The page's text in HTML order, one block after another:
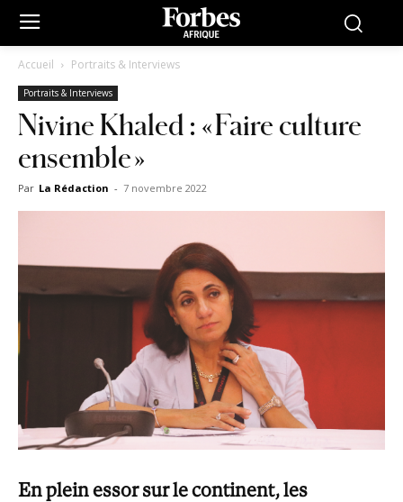
Accueil Portraits & Interviews
Portraits & Interviews
Nivine Khaled : « Faire culture
ensemble »
Par La Rédaction - 7 novembre 2022
En plein essor sur le continent, les